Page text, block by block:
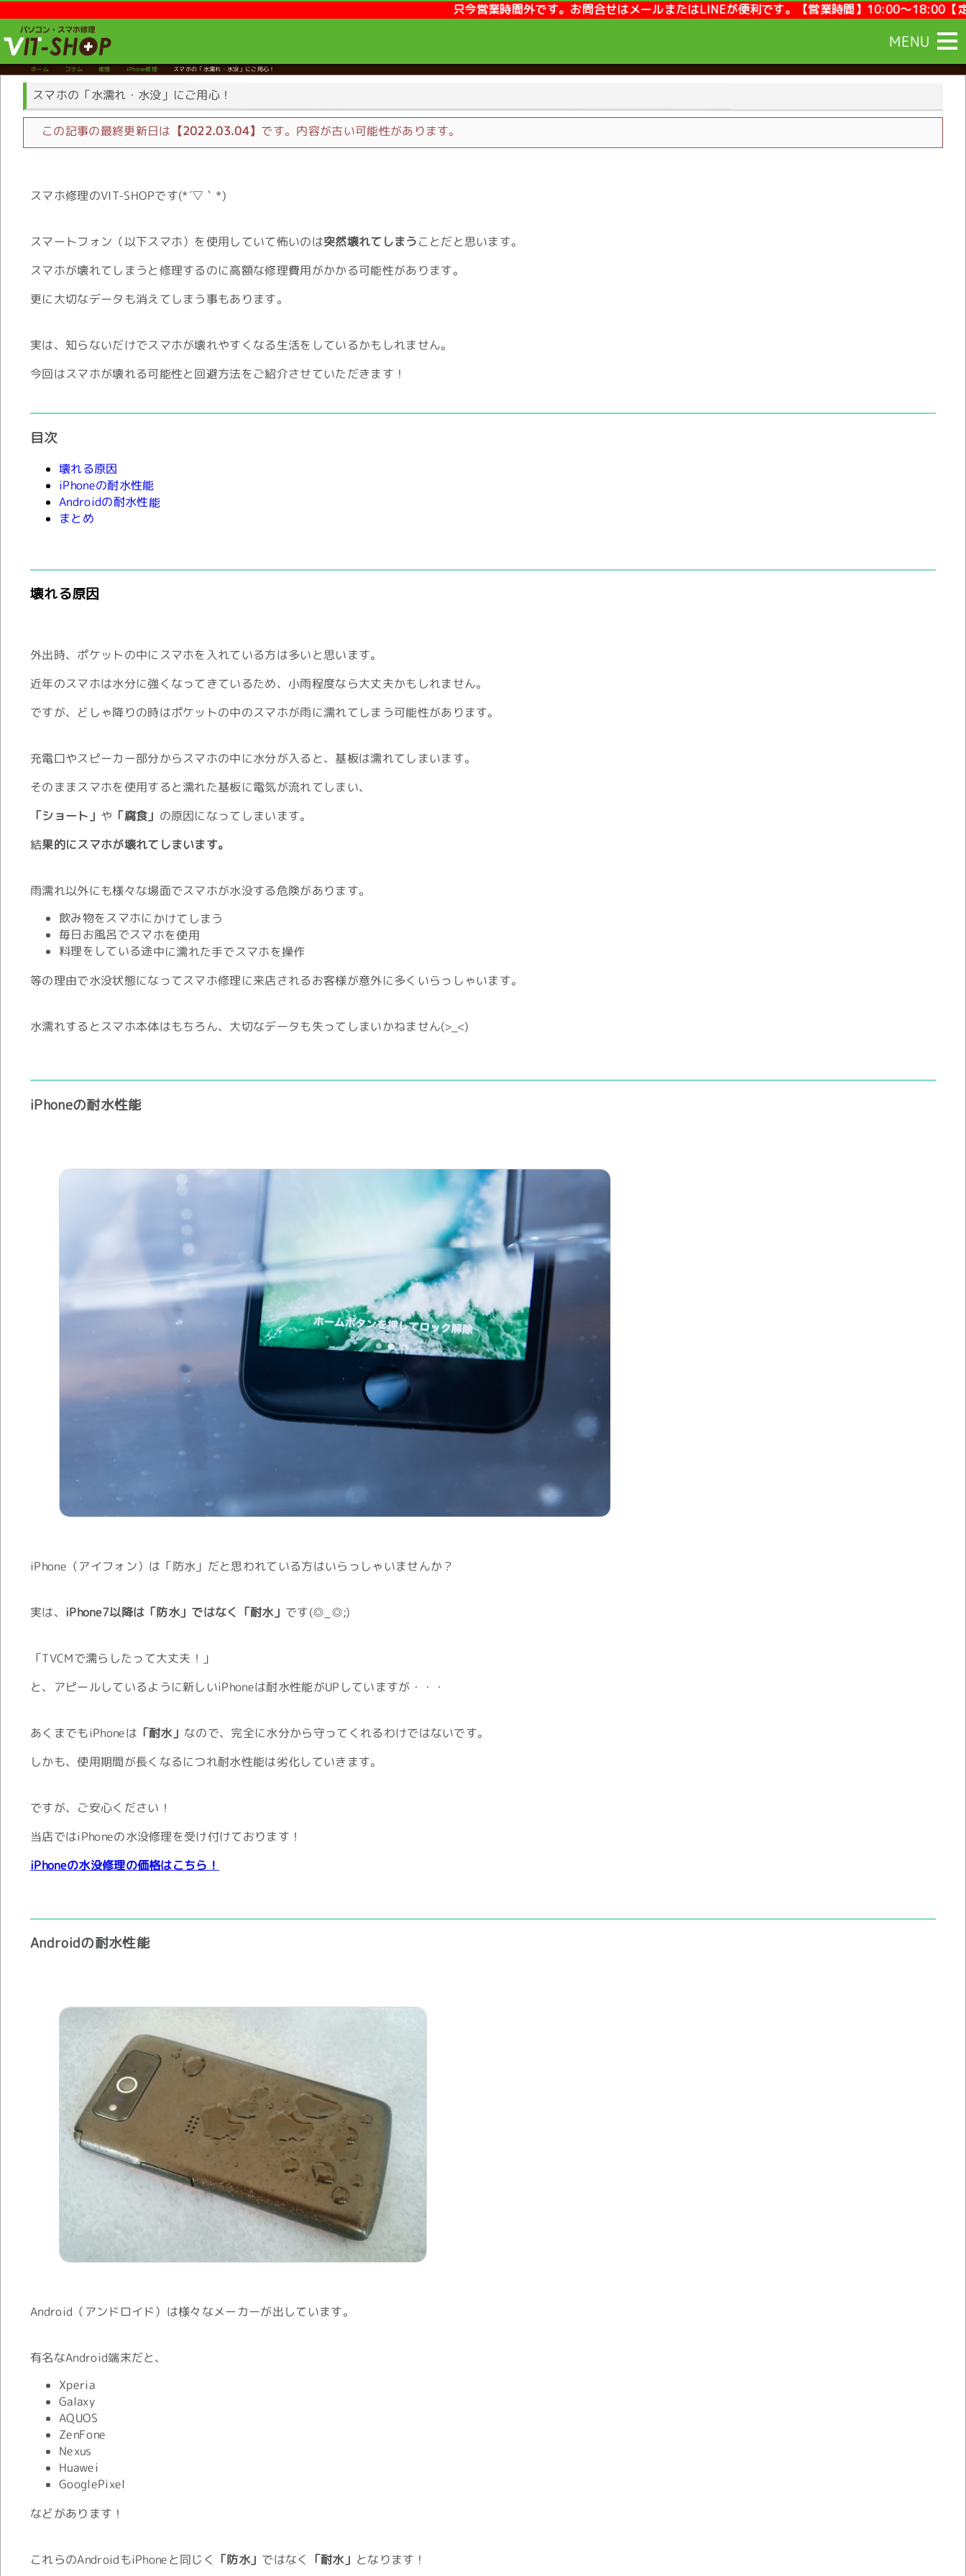
只今営業時間外です。お問合せはメールまたはLINEが便利です。【営業時間】10:00～18:00【定休日】毎週月曜,第2
MENU
ホーム コラム 修理 iPhone修理 スマホの「水濡れ・水没」にご用心！
スマホの「水濡れ・水没」にご用心！
この記事の最終更新日は 【2022.03.04】 です。内容が古い可能性があります。
スマホ修理のVIT-SHOPです(*´▽｀*)
スマートフォン（以下スマホ）を使用していて怖いのは突然壊れてしまうことだと思います。
スマホが壊れてしまうと修理するのに高額な修理費用がかかる可能性があります。
更に大切なデータも消えてしまう事もあります。
実は、知らないだけでスマホが壊れやすくなる生活をしているかもしれません。
今回はスマホが壊れる可能性と回避方法をご紹介させていただきます！
目次
壊れる原因
iPhoneの耐水性能
Androidの耐水性能
まとめ
壊れる原因
外出時、ポケットの中にスマホを入れている方は多いと思います。
近年のスマホは水分に強くなってきているため、小雨程度なら大丈夫かもしれません。
ですが、どしゃ降りの時はポケットの中のスマホが雨に濡れてしまう可能性があります。
充電口やスピーカー部分からスマホの中に水分が入ると、基板は濡れてしまいます。
そのままスマホを使用すると濡れた基板に電気が流れてしまい、
「ショート」 や 「腐食」 の原因になってしまいます。
結果的にスマホが壊れてしまいます。
雨濡れ以外にも様々な場面でスマホが水没する危険があります。
飲み物をスマホにかけてしまう
毎日お風呂でスマホを使用
料理をしている途中に濡れた手でスマホを操作
等の理由で水没状態になってスマホ修理に来店されるお客様が意外に多くいらっしゃいます。
水濡れするとスマホ本体はもちろん、大切なデータも失ってしまいかねません(>_<)
iPhoneの耐水性能
iPhone（アイフォン）は「防水」だと思われている方はいらっしゃいませんか？
実は、 iPhone7以降は「防水」ではなく「耐水」 です(◎_◎;)
「TVCMで濡らしたって大丈夫！」
と、アピールしているように新しいiPhoneは耐水性能がUPしていますが・・・
あくまでもiPhoneは 「耐水」 なので、完全に水分から守ってくれるわけではないです。
しかも、使用期間が長くなるにつれ耐水性能は劣化していきます。
ですが、ご安心ください！
当店ではiPhoneの水没修理を受け付けております！
iPhoneの水没修理の価格はこちら！
Androidの耐水性能
Android（アンドロイド）は様々なメーカーが出しています。
有名なAndroid端末だと、
Xperia
Galaxy
AQUOS
ZenFone
Nexus
Huawei
GooglePixel
などがあります！
これらのAndroidもiPhoneと同じく 「防水」 ではなく 「耐水」 となります！